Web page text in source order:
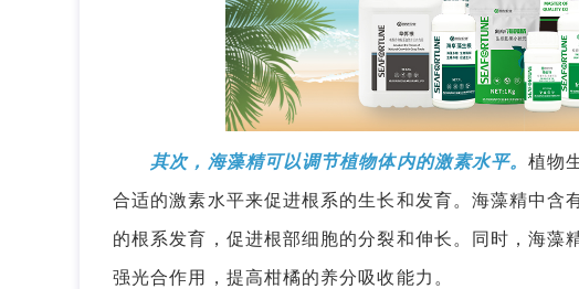
其次，海藻精可以调节植物体内的激素水平。植物
合适的激素水平来促进根系的生长和发育。海藻精中含
的根系发育，促进根部细胞的分裂和伸长。同时，海
强光合作用，提高柑橘的养分吸收能力。